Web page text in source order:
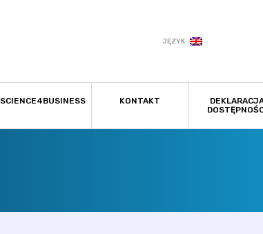
JĘZYK
SCIENCE4BUSINESS KONTAKT